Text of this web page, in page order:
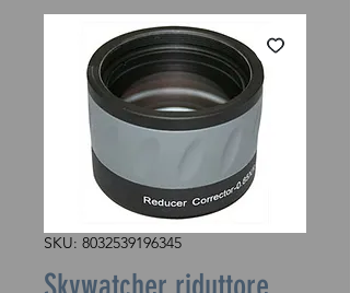
SKU: 8032539196345